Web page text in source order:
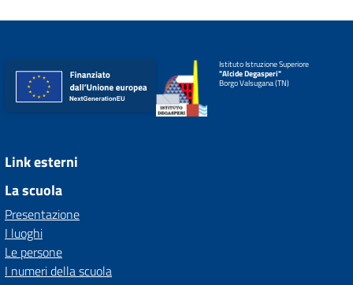
Istituto Istruzione Superiore
"Alcide Degasperi"
Borgo Valsugana (TN)
Link esterni
La scuola
Presentazione
I luoghi
Le persone
I numeri della scuola